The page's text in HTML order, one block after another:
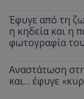
Έφυγε από τη
η κηδεία και η
φωτογραφία του
Αναστάτωση
και… έφυγε